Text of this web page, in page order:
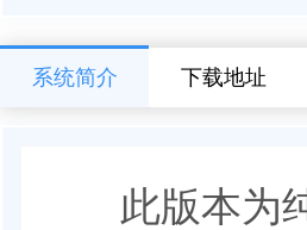
系统简介 下载地址
此版本为纯